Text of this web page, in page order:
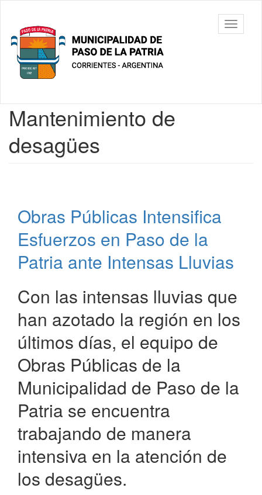
contenido
principal
Municipalidad
de Paso De
La Patria
barra
Contenido
principal
Mantenimiento de
desagües
Obras Públicas Intensifica
Esfuerzos en Paso de la
Patria ante Intensas Lluvias
Con las intensas lluvias que
han azotado la región en los
últimos días, el equipo de
Obras Públicas de la
Municipalidad de Paso de la
Patria se encuentra
trabajando de manera
intensiva en la atención de
los desagües.